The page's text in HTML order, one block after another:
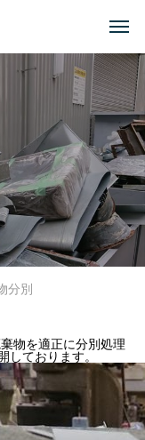
トップページ
会社を知る
地域に貢献する
分別
物を適正に分別処理
しております。